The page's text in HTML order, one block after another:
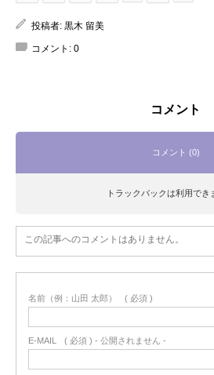
投稿者: 黒木 留美
コメント: 0
コメント
コメント (0)
トラックバックは利用でき
この記事へのコメントはありません。
名前（例：山田 太郎） ( 必須 )
E-MAIL ( 必須 ) - 公開されません -